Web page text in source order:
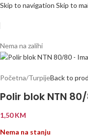
Skip to navigation Skip to
Nema na zalihi
Početna/TurpijeBack to
Polir blok NTN
1,50KM
Nema na stanju